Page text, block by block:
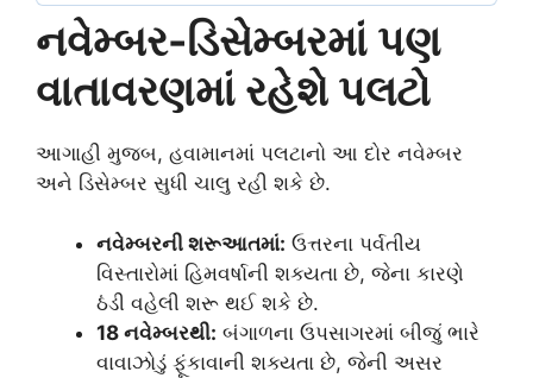
નવેમ્બર-ડિસેમ્બરમાં પણ
વાતાવરણમાં રહેશે પલટો
આગાહી મુજબ, હવામાનમાં પલટાનો આ દોર નવેમ્બર
અને ડિસેમ્બર સુધી ચાલુ રહી શકે છે.
નવેમ્બરની શરૂઆતમાં: ઉત્તરના પર્વતીય
વિસ્તારોમાં હિમવર્ષાની શક્યતા છે, જેના કારણે
ઠંડી વહેલી શરૂ થઈ શકે છે.
18 નવેમ્બરથી: બંગાળના ઉપસાગરમાં બીજું ભારે
વાવાઝોડું ફૂંકાવાની શક્યતા છે, જેની અસર